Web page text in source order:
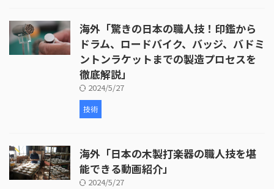
海外「驚きの日本の職人技！印鑑から
ドラム、ロードバイク、バッジ、バドミ
ントンラケットまでの製造プロセスを
徹底解説」
2024/5/27
技術
海外「日本の木製打楽器の職人技を堪
能できる動画紹介」
2024/5/27